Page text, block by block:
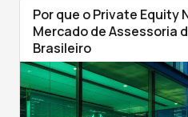
Por que o Private Equity
Mercado de Assessoria
Brasileiro